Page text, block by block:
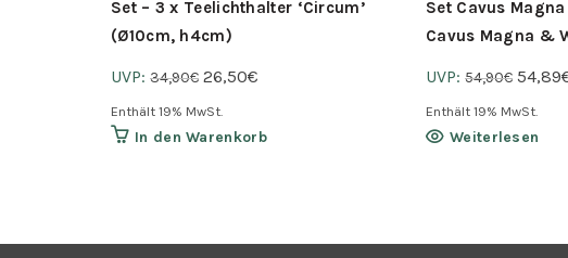
Set – 3 x Teelichthalter ‘Circum’
(Ø10cm, h4cm)
UVP: 34,90€ Ursprünglicher
26,50€
ist:
Enthält 19% MwSt.
In den Warenkorb
Set Cavus
Cavus Magna &
UVP: 54,90€ 54,89
Enthält 19% MwSt.
Weiterlesen